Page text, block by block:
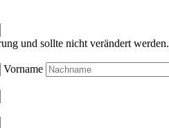
und sollte nicht verändert werden.
Vorname